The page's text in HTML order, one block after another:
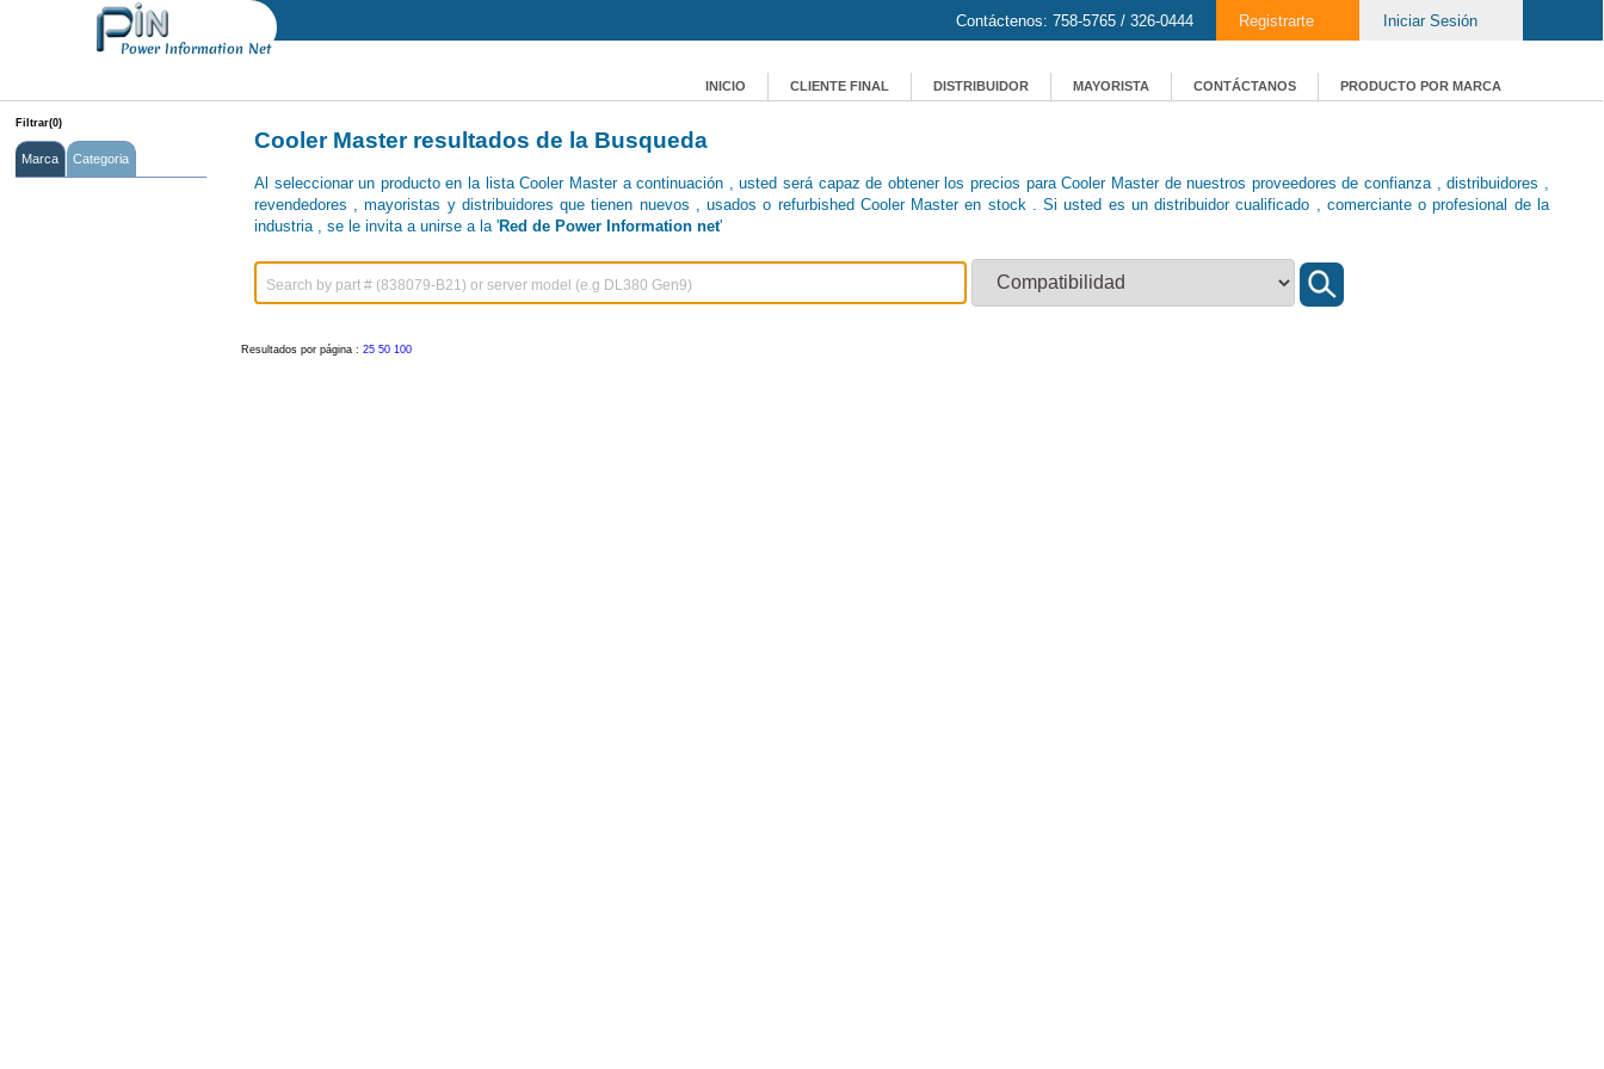
Power Information Net
Iniciar Sesión
Registrarte
Contáctenos: 758-5765 / 326-0444
PRODUCTO POR MARCA
CONTÁCTANOS
MAYORISTA
DISTRIBUIDOR
CLIENTE FINAL
INICIO
Filtrar(0)
Marca Categoria
Cooler Master resultados de la Busqueda
Al seleccionar un producto en la lista Cooler Master a continuación , usted será capaz de obtener los precios para Cooler Master de nuestros proveedores de confianza , distribuidores ,
revendedores , mayoristas y distribuidores que tienen nuevos , usados ​​o refurbished Cooler Master en stock . Si usted es un distribuidor cualificado , comerciante o profesional de la
industria , se le invita a unirse a la 'Red de Power Information net'
Resultados por página : 25 50 100